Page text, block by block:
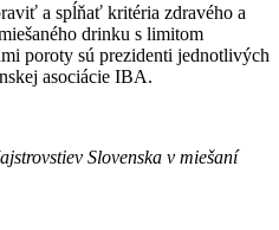
a spĺňať kritéria zdravého a
drinku s limitom
poroty sú prezidenti jednotlivých
asociácie IBA.
Slovenska v miešaní